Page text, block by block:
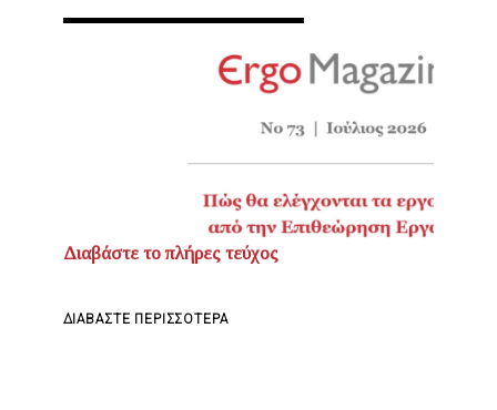
Διαβάστε το πλήρες τεύχος
ΔΙΑΒΆΣΤΕ ΠΕΡΙΣΣΌΤΕΡΑ